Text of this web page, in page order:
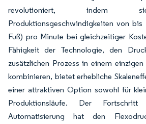
revolutioniert, indem
Produktionsgeschwindigkeiten von bis
Fuß) pro Minute bei gleichzeitiger
Fähigkeit der Technologie, den
zusätzlichen Prozess in einem
kombinieren, bietet erhebliche
einer attraktiven Option sowohl für
Produktionsläufe. Der
Automatisierung hat den